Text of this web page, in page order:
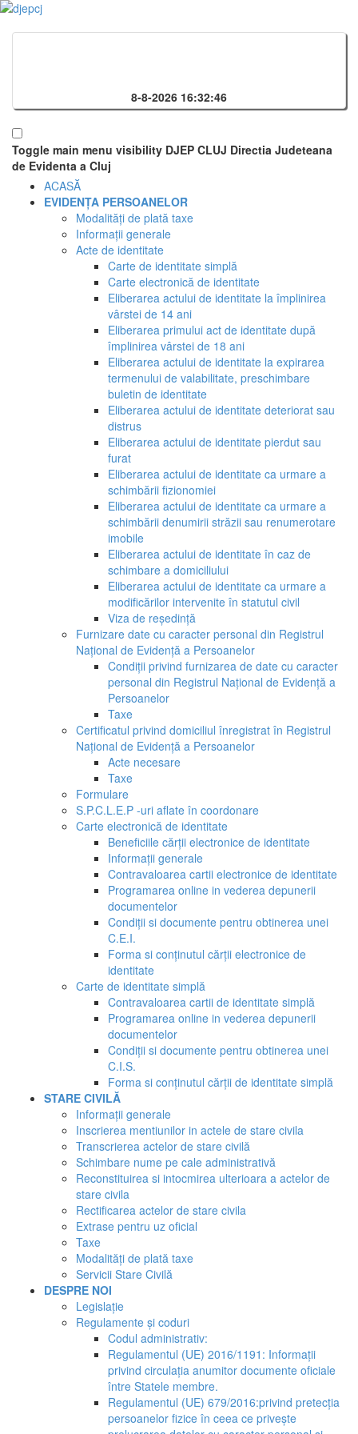
8-8-2026 16:32:46
Toggle main menu visibility DJEP CLUJ Directia Judeteana
de Evidenta a Cluj
ACASĂ
EVIDENȚA PERSOANELOR
Modalități de plată taxe
Informații generale
Acte de identitate
Carte de identitate simplă
Carte electronică de identitate
Eliberarea actului de identitate la împlinirea
vârstei de 14 ani
Eliberarea primului act de identitate după
împlinirea vârstei de 18 ani
Eliberarea actului de identitate la expirarea
termenului de valabilitate, preschimbare
buletin de identitate
Eliberarea actului de identitate deteriorat sau
distrus
Eliberarea actului de identitate pierdut sau
furat
Eliberarea actului de identitate ca urmare a
schimbării fizionomiei
Eliberarea actului de identitate ca urmare a
schimbării denumirii străzii sau renumerotare
imobile
Eliberarea actului de identitate în caz de
schimbare a domiciliului
Eliberarea actului de identitate ca urmare a
modificărilor intervenite în statutul civil
Viza de reședință
Furnizare date cu caracter personal din Registrul
Național de Evidență a Persoanelor
Condiții privind furnizarea de date cu caracter
personal din Registrul Național de Evidență a
Persoanelor
Taxe
Certificatul privind domiciliul înregistrat în Registrul
Național de Evidență a Persoanelor
Acte necesare
Taxe
Formulare
S.P.C.L.E.P -uri aflate în coordonare
Carte electronică de identitate
Beneficiile cărții electronice de identitate
Informații generale
Contravaloarea cartii electronice de identitate
Programarea online in vederea depunerii
documentelor
Condiții si documente pentru obtinerea unei
C.E.I.
Forma si conținutul cărții electronice de
identitate
Carte de identitate simplă
Contravaloarea cartii de identitate simplă
Programarea online in vederea depunerii
documentelor
Condiții si documente pentru obtinerea unei
C.I.S.
Forma si conținutul cărții de identitate simplă
STARE CIVILĂ
Informații generale
Inscrierea mentiunilor in actele de stare civila
Transcrierea actelor de stare civilă
Schimbare nume pe cale administrativă
Reconstituirea si intocmirea ulterioara a actelor de
stare civila
Rectificarea actelor de stare civila
Extrase pentru uz oficial
Taxe
Modalități de plată taxe
Servicii Stare Civilă
DESPRE NOI
Legislație
Regulamente și coduri
Codul administrativ:
Regulamentul (UE) 2016/1191: Informații
privind circulația anumitor documente oficiale
între Statele membre.
Regulamentul (UE) 679/2016:privind pretecția
persoanelor fizice în ceea ce privește